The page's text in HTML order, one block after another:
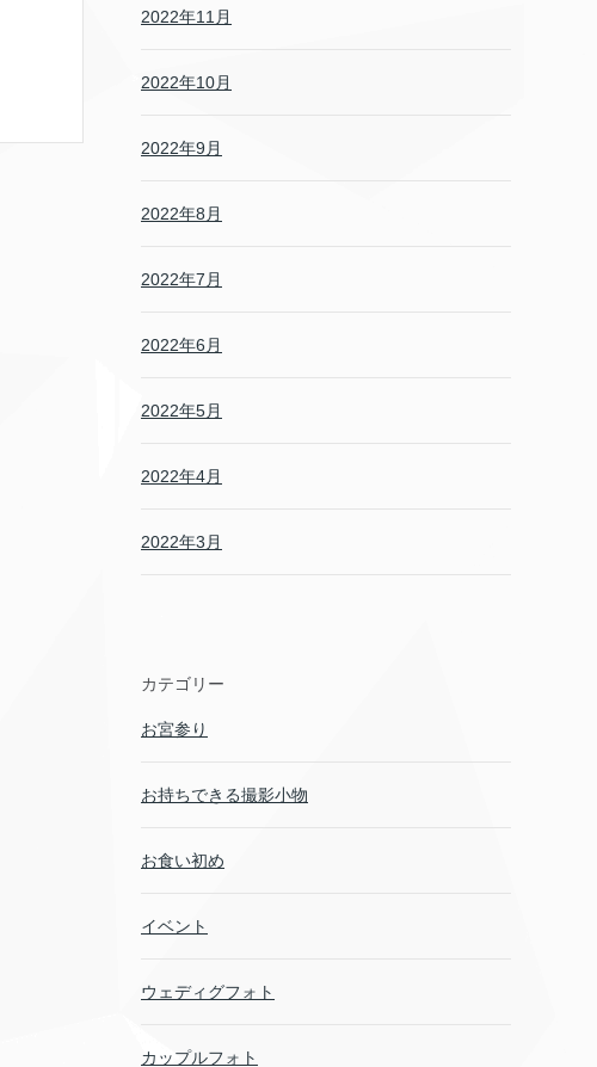
2022年11月
2022年10月
2022年9月
2022年8月
2022年7月
2022年6月
2022年5月
2022年4月
2022年3月
カテゴリー
お宮参り
お持ちできる撮影小物
お食い初め
イベント
ウェディグフォト
カップルフォト